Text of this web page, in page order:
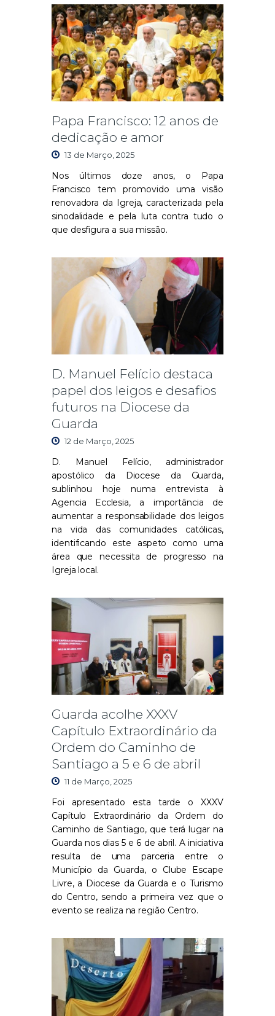
Papa Francisco: 12 anos de
dedicação e amor
13 de Março, 2025
Nos últimos doze anos, o Papa
Francisco tem promovido uma visão
renovadora da Igreja, caracterizada pela
sinodalidade e pela luta contra tudo o
que desfigura a sua missão.
D. Manuel Felício destaca
papel dos leigos e desafios
futuros na Diocese da
Guarda
12 de Março, 2025
D. Manuel Felício, administrador
apostólico da Diocese da Guarda,
sublinhou hoje numa entrevista à
Agencia Ecclesia, a importância de
aumentar a responsabilidade dos leigos
na vida das comunidades católicas,
identificando este aspeto como uma
área que necessita de progresso na
Igreja local.
Guarda acolhe XXXV
Capítulo Extraordinário da
Ordem do Caminho de
Santiago a 5 e 6 de abril
11 de Março, 2025
Foi apresentado esta tarde o XXXV
Capítulo Extraordinário da Ordem do
Caminho de Santiago, que terá lugar na
Guarda nos dias 5 e 6 de abril. A iniciativa
resulta de uma parceria entre o
Município da Guarda, o Clube Escape
Livre, a Diocese da Guarda e o Turismo
do Centro, sendo a primeira vez que o
evento se realiza na região Centro.